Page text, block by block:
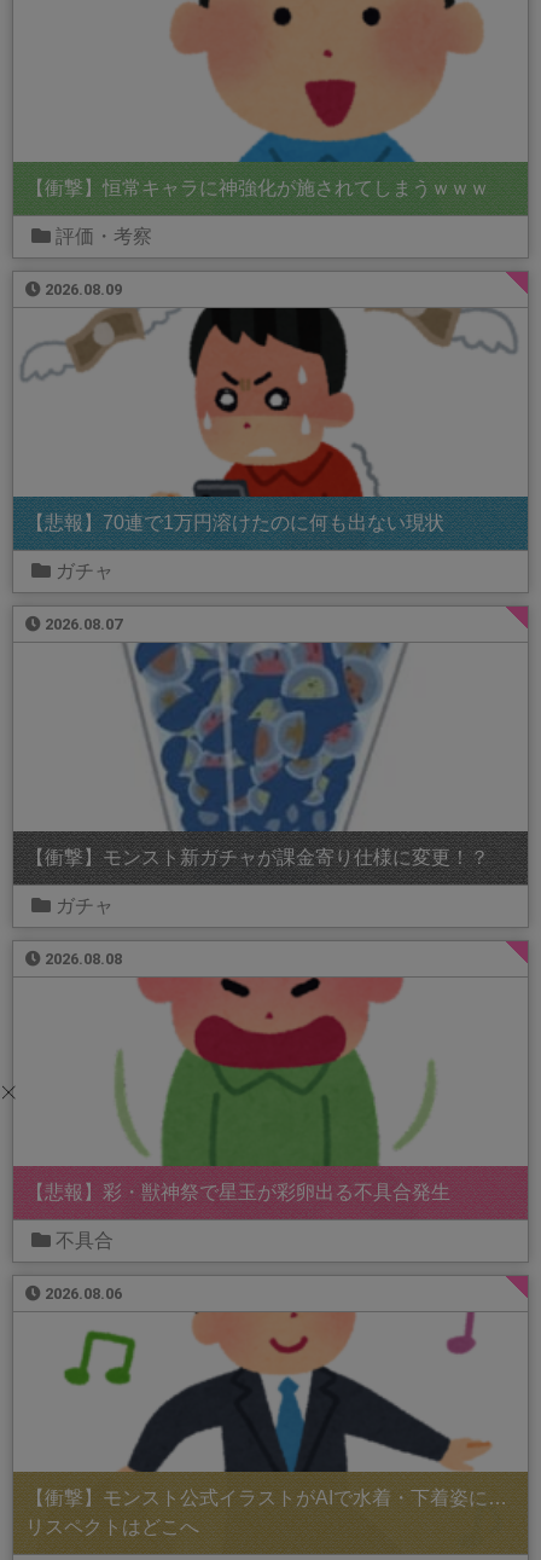
【衝撃】恒常キャラに神強化が施されてしまうｗｗｗ
評価・考察
2026.08.09
【悲報】70連で1万円溶けたのに何も出ない現状
ガチャ
2026.08.07
【衝撃】モンスト新ガチャが課金寄り仕様に変更！？
ガチャ
2026.08.08
【悲報】彩・獣神祭で星玉が彩卵出る不具合発生
不具合
2026.08.06
【衝撃】モンスト公式イラストがAIで水着・下着姿に…
リスペクトはどこへ